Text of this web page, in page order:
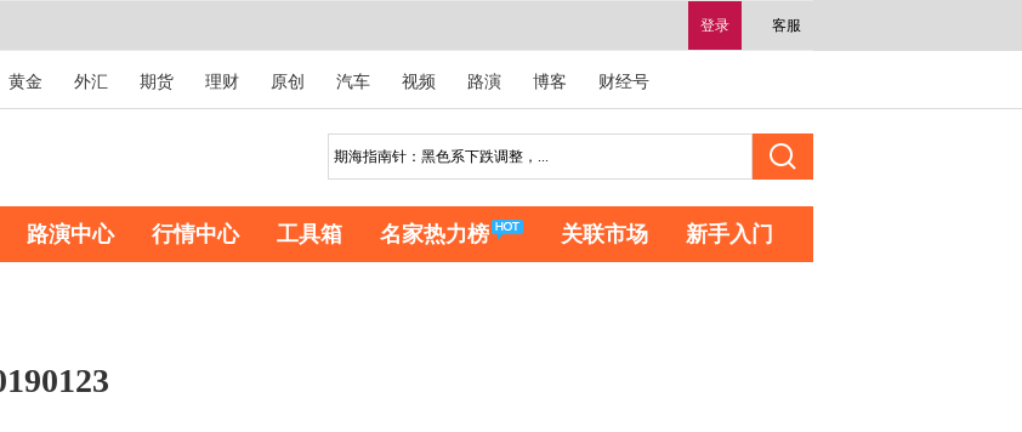
登录 客服
黄金 外汇 期货 理财 原创 汽车 视频 路演 博客 财经号
路演中心 行情中心 工具箱 名家热力榜 关联市场 新手入门